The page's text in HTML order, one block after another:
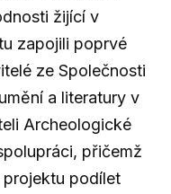
žijící v
zapojili poprvé
ze Společnosti
a literatury v
Archeologické
přičemž
projektu podílet